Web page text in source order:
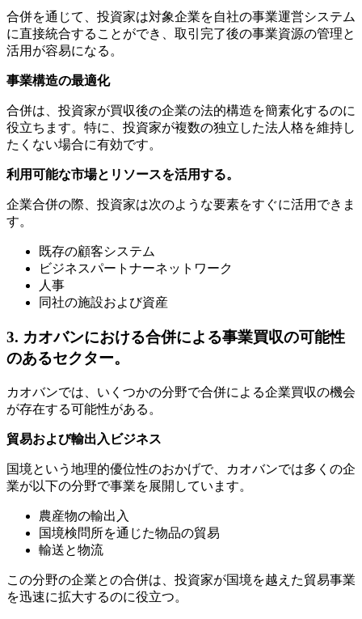
合併を通じて、投資家は対象企業を自社の事業運営システム
に直接統合することができ、取引完了後の事業資源の管理と
活用が容易になる。
事業構造の最適化
合併は、投資家が買収後の企業の法的構造を簡素化するのに
役立ちます。特に、投資家が複数の独立した法人格を維持し
たくない場合に有効です。
利用可能な市場とリソースを活用する。
企業合併の際、投資家は次のような要素をすぐに活用できま
す。
既存の顧客システム
ビジネスパートナーネットワーク
人事
同社の施設および資産
3. カオバンにおける合併による事業買収の可能性
のあるセクター。
カオバンでは、いくつかの分野で合併による企業買収の機会
が存在する可能性がある。
貿易および輸出入ビジネス
国境という地理的優位性のおかげで、カオバンでは多くの企
業が以下の分野で事業を展開しています。
農産物の輸出入
国境検問所を通じた物品の貿易
輸送と物流
この分野の企業との合併は、投資家が国境を越えた貿易事業
を迅速に拡大するのに役立つ。